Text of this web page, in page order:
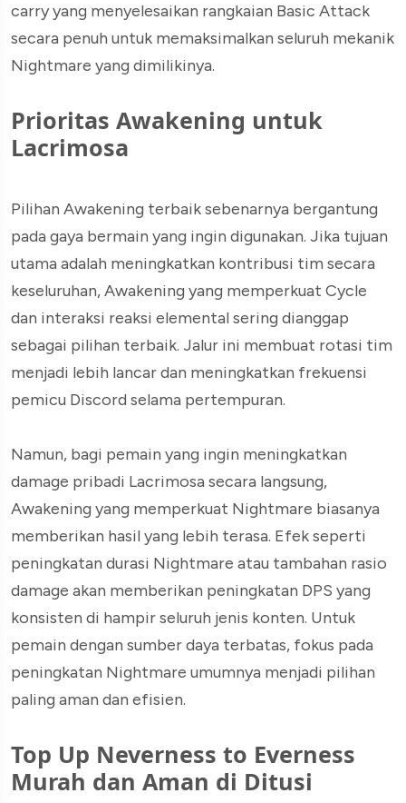
carry yang menyelesaikan rangkaian Basic Attack
secara penuh untuk memaksimalkan seluruh mekanik
Nightmare yang dimilikinya.
Prioritas Awakening untuk
Lacrimosa
Pilihan Awakening terbaik sebenarnya bergantung
pada gaya bermain yang ingin digunakan. Jika tujuan
utama adalah meningkatkan kontribusi tim secara
keseluruhan, Awakening yang memperkuat Cycle
dan interaksi reaksi elemental sering dianggap
sebagai pilihan terbaik. Jalur ini membuat rotasi tim
menjadi lebih lancar dan meningkatkan frekuensi
pemicu Discord selama pertempuran.
Namun, bagi pemain yang ingin meningkatkan
damage pribadi Lacrimosa secara langsung,
Awakening yang memperkuat Nightmare biasanya
memberikan hasil yang lebih terasa. Efek seperti
peningkatan durasi Nightmare atau tambahan rasio
damage akan memberikan peningkatan DPS yang
konsisten di hampir seluruh jenis konten. Untuk
pemain dengan sumber daya terbatas, fokus pada
peningkatan Nightmare umumnya menjadi pilihan
paling aman dan efisien.
Top Up Neverness to Everness
Murah dan Aman di Ditusi